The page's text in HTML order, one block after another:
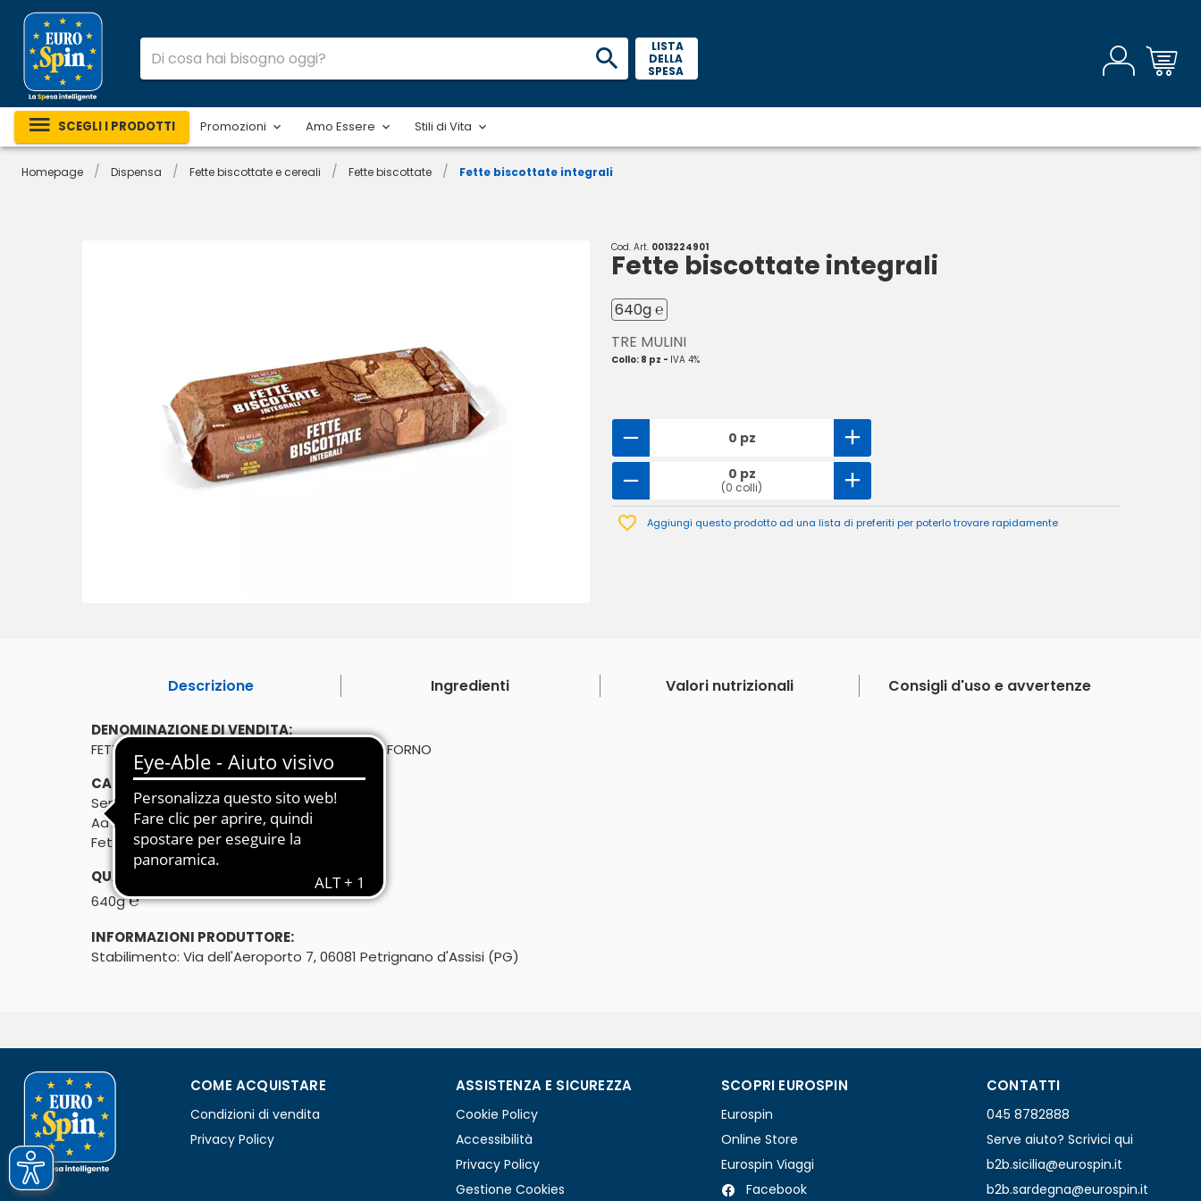
LISTA
DELLA
SPESA
SCEGLI I PRODOTTI Promozioni Amo Essere Stili di Vita
Homepage / Dispensa / Fette biscottate e cereali / Fette biscottate / Fette biscottate integrali
Cod. Art. 0013224901
Fette biscottate integrali
640g ℮
TRE MULINI
Collo: 8 pz - IVA 4%
0 pz
0 pz
(0 colli)
Aggiungi questo prodotto ad una lista di preferiti per poterlo trovare rapidamente
Descrizione Ingredienti Valori nutrizionali Consigli d'uso e avvertenze
DENOMINAZIONE DI VENDITA:
FETTE BISCOTTATE INTEGRALI - PRODOTTO DA FORNO
CARATTERISTICHE:
Senza olio di palma
Ad alto contenuto di fibre
Fetta spessa
QUANTITÀ:
640g℮
INFORMAZIONI PRODUTTORE:
Stabilimento: Via dell'Aeroporto 7, 06081 Petrignano d'Assisi (PG)
COME ACQUISTARE
Condizioni di vendita
Privacy Policy
ASSISTENZA E SICUREZZA
Cookie Policy
Accessibilità
Privacy Policy
Gestione Cookies
SCOPRI EUROSPIN
Eurospin
Online Store
Eurospin Viaggi
Facebook
CONTATTI
045 8782888
Serve aiuto? Scrivici qui
b2b.sicilia@eurospin.it
b2b.sardegna@eurospin.it